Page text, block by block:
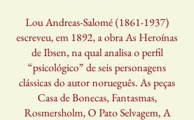
Lou Andreas-Salomé(1861-1937)
escreveu, em 1892, a obra As Heroínas
de Ibsen, na qual analisa o perfil
“psicológico” de seis personagens
clássicas do autor norueguês. As peças
Casa de Bonecas, Fantasmas,
Rosmersholm, O Pato Selvagem, A